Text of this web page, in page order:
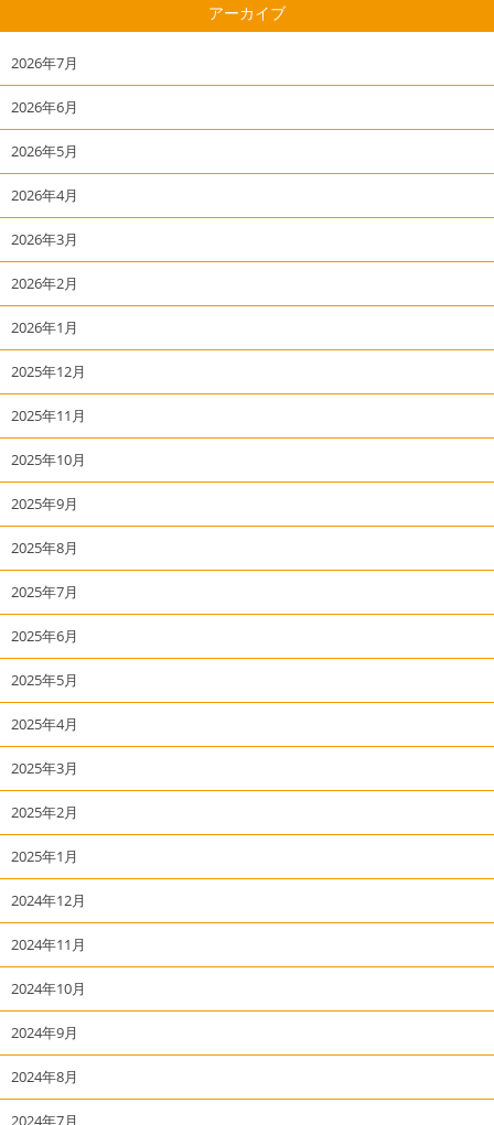
アーカイブ
2026年7月
2026年6月
2026年5月
2026年4月
2026年3月
2026年2月
2026年1月
2025年12月
2025年11月
2025年10月
2025年9月
2025年8月
2025年7月
2025年6月
2025年5月
2025年4月
2025年3月
2025年2月
2025年1月
2024年12月
2024年11月
2024年10月
2024年9月
2024年8月
2024年7月